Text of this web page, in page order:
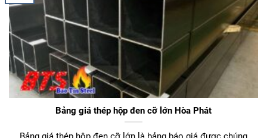
Bảng giá thép hộp đen cỡ lớn Hòa Phát